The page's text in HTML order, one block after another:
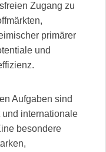
Zugang zu
primärer
und
Aufgaben sind
internationale
besondere